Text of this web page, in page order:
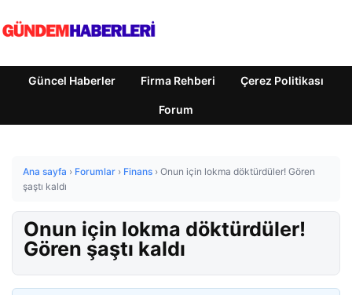
Güncel Haberler Firma Rehberi Çerez Politikası
Forum
Ana sayfa › Forumlar › Finans › Onun için lokma döktürdüler! Gören
şaştı kaldı
Onun için lokma döktürdüler!
Gören şaştı kaldı